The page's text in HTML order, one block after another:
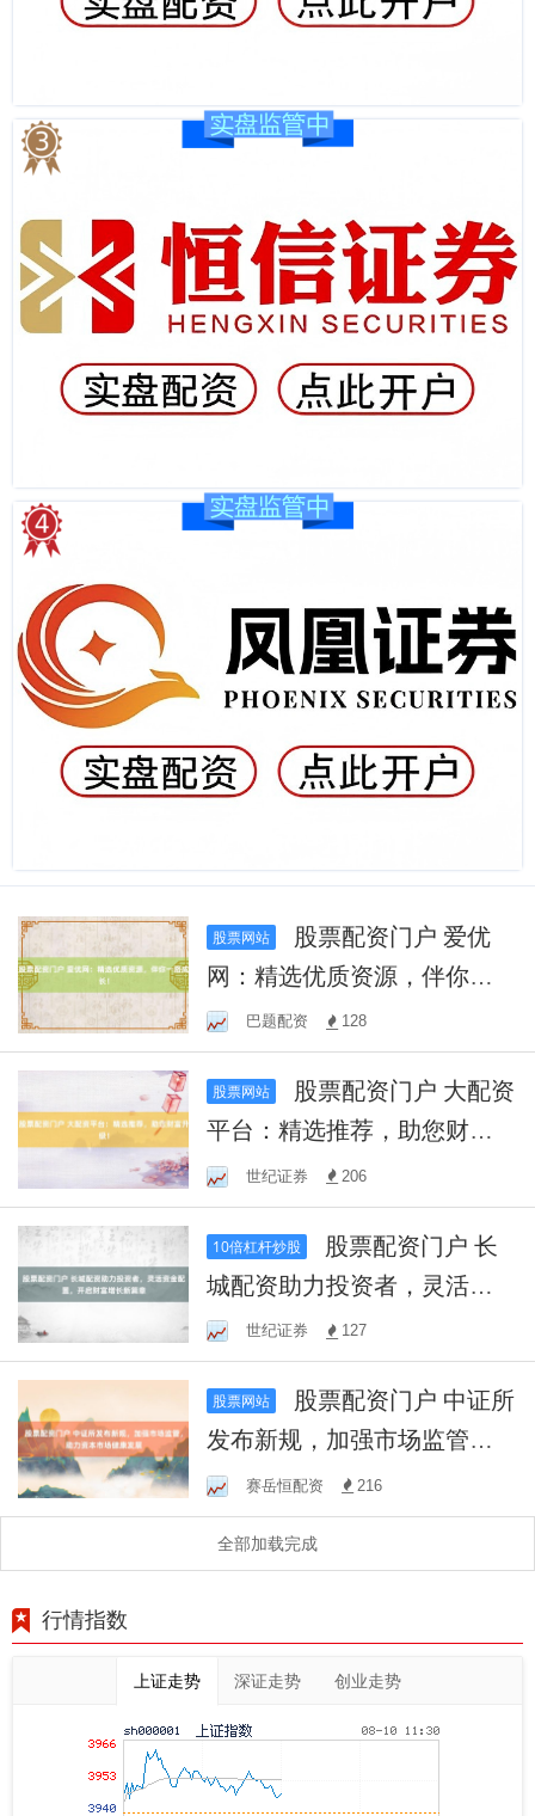
股票网站
网：精选优质资源，伴你一
路成长！
巴题配资 128
股票网站
平台：精选推荐，助您财富
升级！世纪证券 206
10倍杠杆炒股
城配资助力投资者，灵活资
金配置，开启财富增长新篇
章
世纪证券 127
股票网站
发布新规，加强市场监管，
助力资本市场健康发展
赛岳恒配资 216
全部加载完成
行情指数
上证走势 深证走势 创业走势